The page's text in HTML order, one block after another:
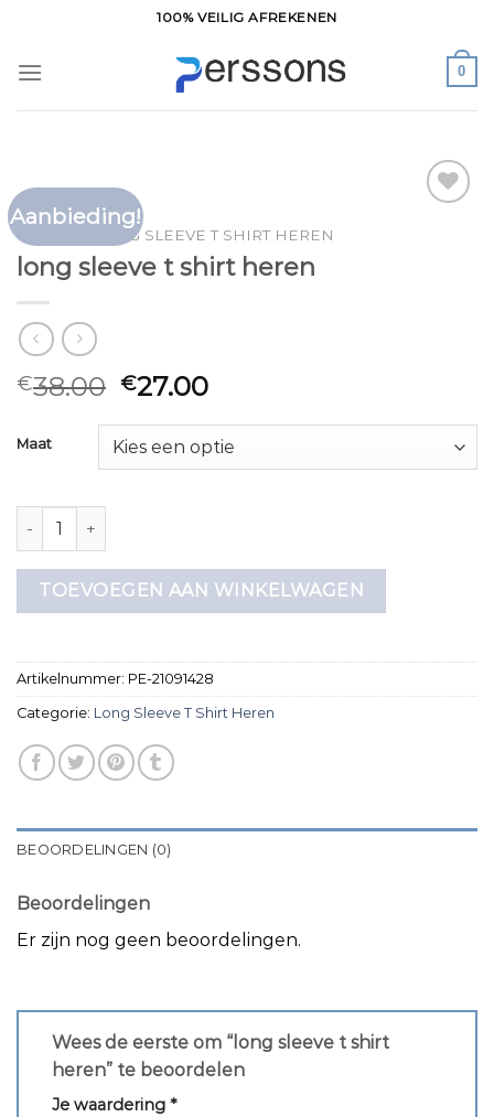
inhoud
100% VEILIG AFREKENEN
0
Aanbieding!
HOME LONG SLEEVE T SHIRT HEREN
long sleeve t shirt heren
€38.00 €27.00
Maat
long sleeve t shirt heren aantal
TOEVOEGEN AAN WINKELWAGEN
Artikelnummer: PE-21091428
Categorie: Long Sleeve T Shirt Heren
BEOORDELINGEN (0)
Beoordelingen
Er zijn nog geen beoordelingen.
Wees de eerste om “long sleeve t shirt
heren” te beoordelen
Je waardering *